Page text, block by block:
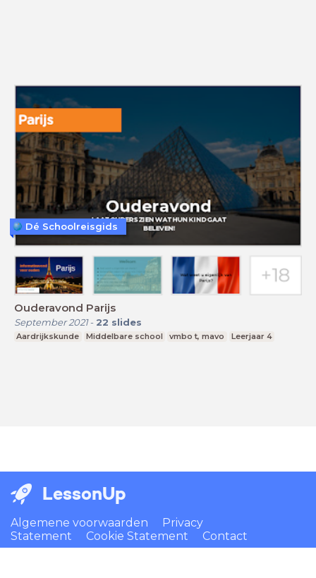
Ouderavond Parijs
September 2021- 22 slides
Aardrijkskunde Middelbare school vmbo t, mavo Leerjaar 4
Dé Schoolreisgids
LessonUp
Algemene voorwaarden
Privacy
Statement
Cookie Statement Contact